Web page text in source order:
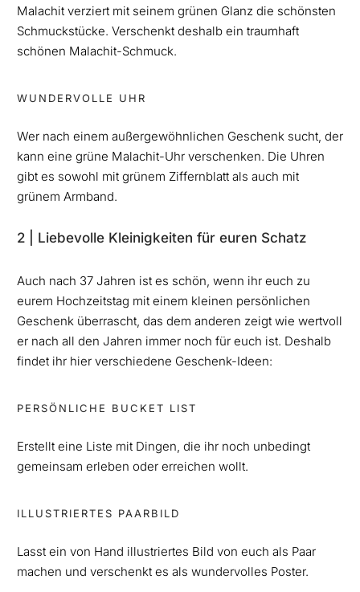
Malachit verziert mit seinem grünen Glanz die schönsten
Schmuckstücke. Verschenkt deshalb ein traumhaft
schönen Malachit-Schmuck.
WUNDERVOLLE UHR
Wer nach einem außergewöhnlichen Geschenk sucht, der
kann eine grüne Malachit-Uhr verschenken. Die Uhren
gibt es sowohl mit grünem Ziffernblatt als auch mit
grünem Armband.
2 | Liebevolle Kleinigkeiten für euren Schatz
Auch nach 37 Jahren ist es schön, wenn ihr euch zu
eurem Hochzeitstag mit einem kleinen persönlichen
Geschenk überrascht, das dem anderen zeigt wie wertvoll
er nach all den Jahren immer noch für euch ist. Deshalb
findet ihr hier verschiedene Geschenk-Ideen:
PERSÖNLICHE BUCKET LIST
Erstellt eine Liste mit Dingen, die ihr noch unbedingt
gemeinsam erleben oder erreichen wollt.
ILLUSTRIERTES PAARBILD
Lasst ein von Hand illustriertes Bild von euch als Paar
machen und verschenkt es als wundervolles Poster.